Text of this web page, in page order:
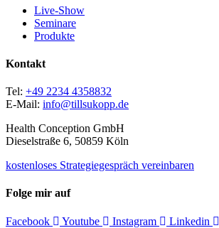
Live-Show
Seminare
Produkte
Kontakt
Tel: +49 2234 4358832
E-Mail: info@tillsukopp.de
Health Conception GmbH
Dieselstraße 6, 50859 Köln
kostenloses Strategiegespräch vereinbaren
Folge mir auf
Facebook Youtube Instagram Linkedin